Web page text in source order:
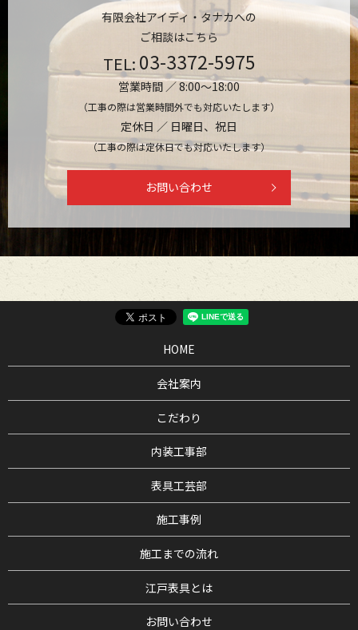
有限会社アイディ・タナカへの
ご相談はこちら
TEL: 03-3372-5975
営業時間 ／ 8:00～18:00
（工事の際は営業時間外でも対応いたします）
定休日 ／ 日曜日、祝日
（工事の際は定休日でも対応いたします）
お問い合わせ
HOME
会社案内
こだわり
内装工事部
表具工芸部
施工事例
施工までの流れ
江戸表具とは
お問い合わせ